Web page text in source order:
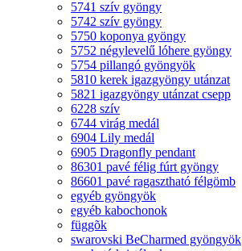
5741 szív gyöngy
5742 szív gyöngy
5750 koponya gyöngy
5752 négylevelű lóhere gyöngy
5754 pillangó gyöngyök
5810 kerek igazgyöngy utánzat
5821 igazgyöngy utánzat csepp
6228 szív
6744 virág medál
6904 Lily medál
6905 Dragonfly pendant
86301 pavé félig fúrt gyöngy
86601 pavé ragasztható félgömb
egyéb gyöngyök
egyéb kabochonok
függõk
swarovski BeCharmed gyöngyök